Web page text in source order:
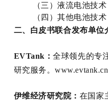
（三）液流电池技术
（四）其他电池技术
二、白皮书联合发布单位
EVTank：全球领先的专
研究服务。www.evtank.cn
伊维经济研究院： 在国家